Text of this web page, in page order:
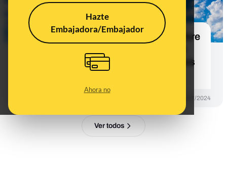
Hazte
Embajadora/Embajador
Ahora no
Las narrativas desinformadoras sobre
usan para desinformar sobre la crisis
04/07/2024
Ver todos